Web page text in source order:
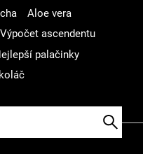
Aloe vera
Výpočet ascendentu
palačinky